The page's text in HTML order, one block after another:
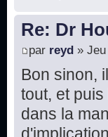
Re: Dr
par reyd »
Bon sinon,
tout, et
dans la